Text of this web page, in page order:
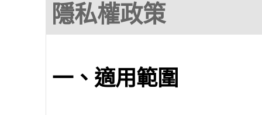
隱私權政策
一、適用範圍